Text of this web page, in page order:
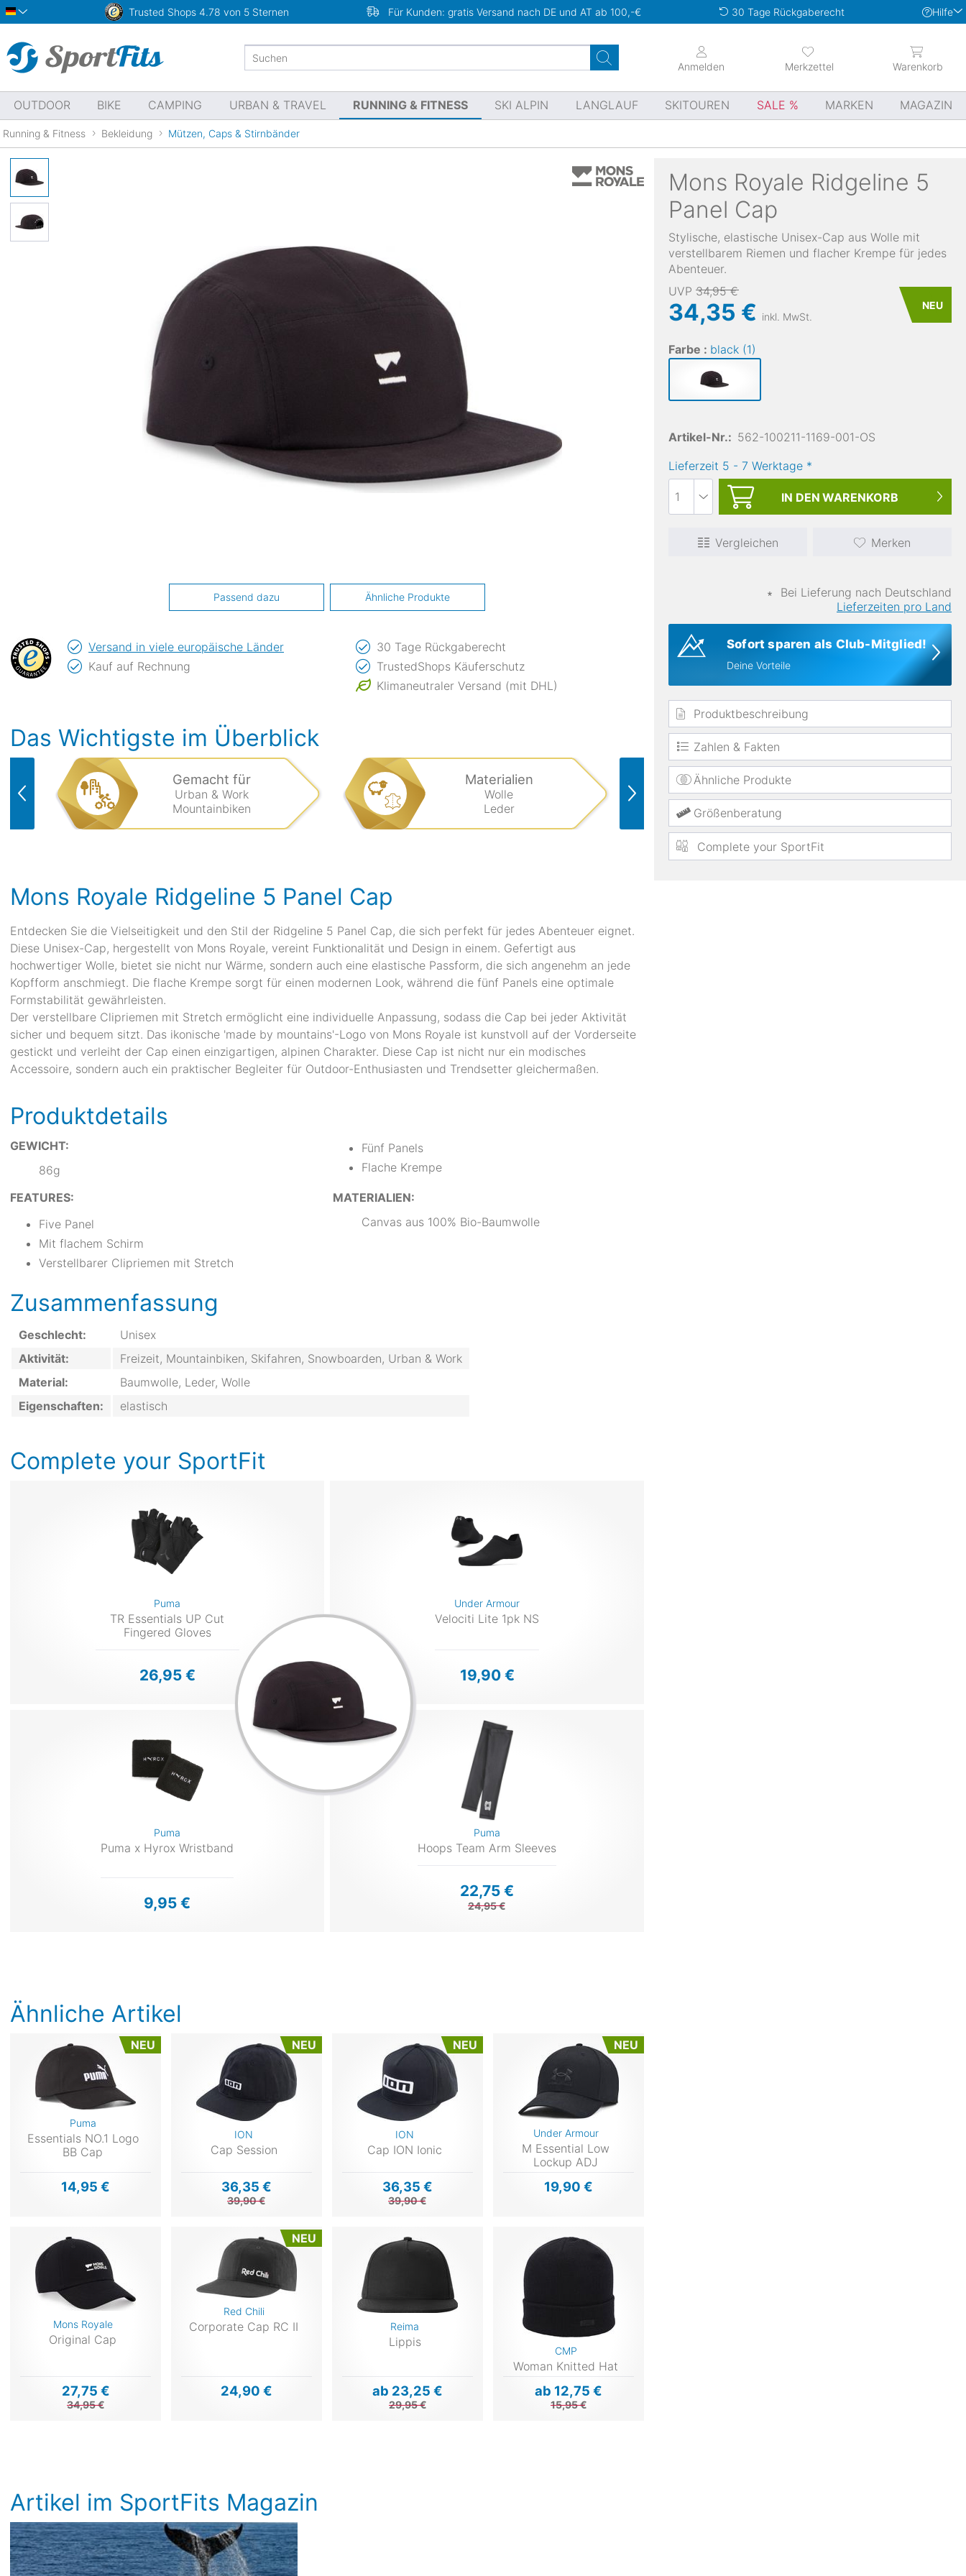
Deutsch Trusted Shops 4.78 von 5 Sternen Für Kunden: gratis Versand nach DE und AT ab 100,-€ 30 Tage Rückgaberecht Hilfe
Merkzettel
Anmelden Warenkorb
OUTDOOR BIKE CAMPING URBAN & TRAVEL RUNNING & FITNESS SKI ALPIN LANGLAUF SKITOUREN SALE MARKEN MAGAZIN
Running & Fitness Bekleidung Mützen, Caps & Stirnbänder
Mons Royale Ridgeline 5
Panel Cap
Stylische, elastische Unisex-Cap aus Wolle mit
verstellbarem Riemen und flacher Krempe für jedes
Abenteuer.
UVP 34,95 €
34,35 € inkl. MwSt.
NEU
Farbe : black (1)
Artikel-Nr.: 562-100211-1169-001-OS
Lieferzeit 5 - 7 Werktage *
IN DEN WARENKORB
Vergleichen Merken
∗
Bei Lieferung nach Deutschland
Lieferzeiten pro Land
Sofort sparen als Club-Mitglied!
Deine Vorteile
Produktbeschreibung
Zahlen & Fakten
Ähnliche Produkte
Größenberatung
Complete your SportFit
Passend dazu Ähnliche Produkte
Versand in viele europäische Länder
Kauf auf Rechnung
30 Tage Rückgaberecht
TrustedShops Käuferschutz
Klimaneutraler Versand (mit DHL)
Das Wichtigste im Überblick
Gemacht für
Urban & Work
Mountainbiken
Materialien
Wolle
Leder
elastisch
Mons Royale Ridgeline 5 Panel Cap
Entdecken Sie die Vielseitigkeit und den Stil der Ridgeline 5 Panel Cap, die sich perfekt für jedes Abenteuer eignet.
Diese Unisex-Cap, hergestellt von Mons Royale, vereint Funktionalität und Design in einem. Gefertigt aus
hochwertiger Wolle, bietet sie nicht nur Wärme, sondern auch eine elastische Passform, die sich angenehm an jede
Kopfform anschmiegt. Die flache Krempe sorgt für einen modernen Look, während die fünf Panels eine optimale
Formstabilität gewährleisten.
Der verstellbare Clipriemen mit Stretch ermöglicht eine individuelle Anpassung, sodass die Cap bei jeder Aktivität
sicher und bequem sitzt. Das ikonische 'made by mountains'-Logo von Mons Royale ist kunstvoll auf der Vorderseite
gestickt und verleiht der Cap einen einzigartigen, alpinen Charakter. Diese Cap ist nicht nur ein modisches
Accessoire, sondern auch ein praktischer Begleiter für Outdoor-Enthusiasten und Trendsetter gleichermaßen.
Produktdetails
GEWICHT:
86g
FEATURES:
Five Panel
Mit flachem Schirm
Verstellbarer Clipriemen mit Stretch
Fünf Panels
Flache Krempe
MATERIALIEN:
Canvas aus 100% Bio-Baumwolle
Zusammenfassung
Geschlecht:
Unisex
Aktivität:
Freizeit, Mountainbiken, Skifahren, Snowboarden, Urban & Work
Material:
Baumwolle, Leder, Wolle
Eigenschaften:
elastisch
Complete your SportFit
Puma
TR Essentials UP Cut
Fingered Gloves
26,95 €
Under Armour
Velociti Lite 1pk NS
19,90 €
Puma
Puma x Hyrox Wristband
9,95 €
Puma
Hoops Team Arm Sleeves
22,75 €
24,95 €
Ähnliche Artikel
NEU
Puma
Essentials NO.1 Logo
BB Cap
14,95 €
NEU
ION
Cap Session
36,35 €
39,90 €
NEU
ION
Cap ION Ionic
36,35 €
39,90 €
NEU
Under Armour
M Essential Low
Lockup ADJ
19,90 €
Mons Royale
Original Cap
27,75 €
34,95 €
NEU
Red Chili
Corporate Cap RC II
24,90 €
Reima
Lippis
ab 23,25 €
29,95 €
CMP
Woman Knitted Hat
ab 12,75 €
15,95 €
Artikel im SportFits Magazin